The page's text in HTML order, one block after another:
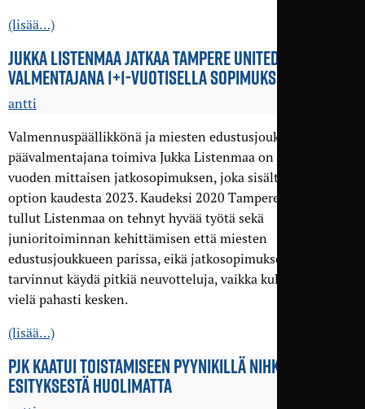
(lisää…)
JUKKA LISTENMAA JATKAA TAMPERE UNITEDIN PÄÄ­
VALMENTAJANA 1+1-VUOTISELLA SOPIMUKSELLA
antti
Valmennuspäällikkönä ja miesten edustusjoukkueen
päävalmentajana toimiva Jukka Listenmaa on tehnyt
vuoden mittaisen jatkosopimuksen, joka sisältää myös
option kaudesta 2023. Kaudeksi 2020 Tampere Unitediin
tullut Listenmaa on tehnyt hyvää työtä sekä
junioritoiminnan kehittämisen että miesten
edustusjoukkueen parissa, eikä jatkosopimuksesta
tarvinnut käydä pitkiä neuvotteluja, vaikka kuluva kausi on
vielä pahasti kesken.
(lisää…)
PJK KAATUI TOISTAMISEEN PYYNIKILLÄ NIHKEÄSTÄ
ESITYKSESTÄ HUOLIMATTA